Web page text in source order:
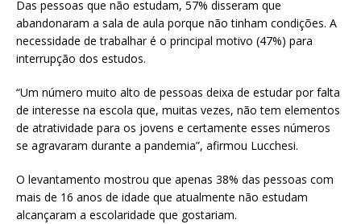
Das pessoas que não estudam, 57% disseram que
abandonaram a sala de aula porque não tinham condições. A
necessidade de trabalhar é o principal motivo (47%) para
interrupção dos estudos.
“Um número muito alto de pessoas deixa de estudar por falta
de interesse na escola que, muitas vezes, não tem elementos
de atratividade para os jovens e certamente esses números
se agravaram durante a pandemia”, afirmou Lucchesi.
O levantamento mostrou que apenas 38% das pessoas com
mais de 16 anos de idade que atualmente não estudam
alcançaram a escolaridade que gostariam.